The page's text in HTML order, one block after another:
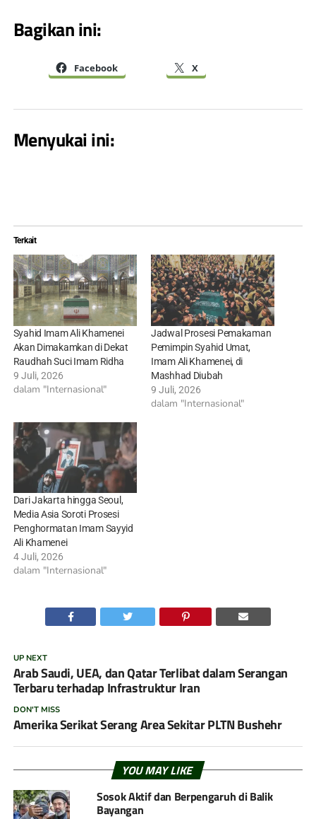
Bagikan ini:
Facebook X
Menyukai ini:
Terkait
Syahid Imam Ali Khamenei
Akan Dimakamkan di Dekat
Raudhah Suci Imam Ridha
9 Juli, 2026
dalam "Internasional"
Jadwal Prosesi Pemakaman
Pemimpin Syahid Umat,
Imam Ali Khamenei, di
Mashhad Diubah
9 Juli, 2026
dalam "Internasional"
Dari Jakarta hingga Seoul,
Media Asia Soroti Prosesi
Penghormatan Imam Sayyid
Ali Khamenei
4 Juli, 2026
dalam "Internasional"
UP NEXT
Arab Saudi, UEA, dan Qatar Terlibat dalam Serangan
Terbaru terhadap Infrastruktur Iran
DON'T MISS
Amerika Serikat Serang Area Sekitar PLTN Bushehr
YOU MAY LIKE
Sosok Aktif dan Berpengaruh di Balik
Bayangan